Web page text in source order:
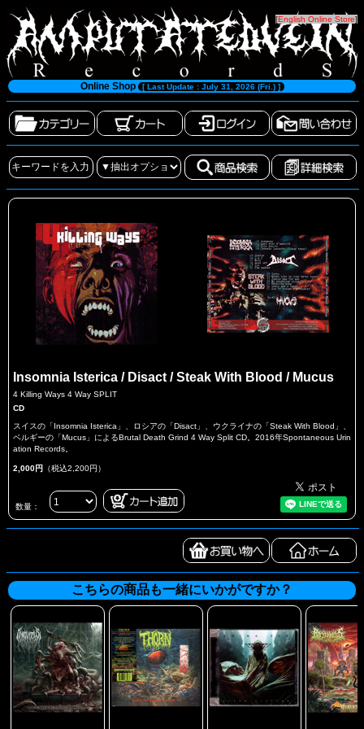
[English Online Store]
Online Shop [ Last Update : July 31, 2026 (Fri.) ]
Insomnia Isterica / Disact / Steak With Blood / Mucus
4 Killing Ways 4 Way SPLIT
CD
スイスの「Insomnia Isterica」、ロシアの「Disact」、ウクライナの「Steak With Blood」、
ベルギーの「Mucus」によるBrutal Death Grind 4 Way Split CD。2016年Spontaneous Urin
ation Records。
2,000円 （税込2,200円）
数量：
こちらの商品も一緒にいかがですか？